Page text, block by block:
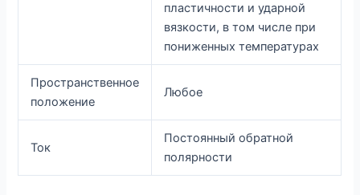
пластичности и ударной
вязкости, в том числе при
пониженных температурах
Пространственное
положение
Любое
Ток
Постоянный обратной
полярности